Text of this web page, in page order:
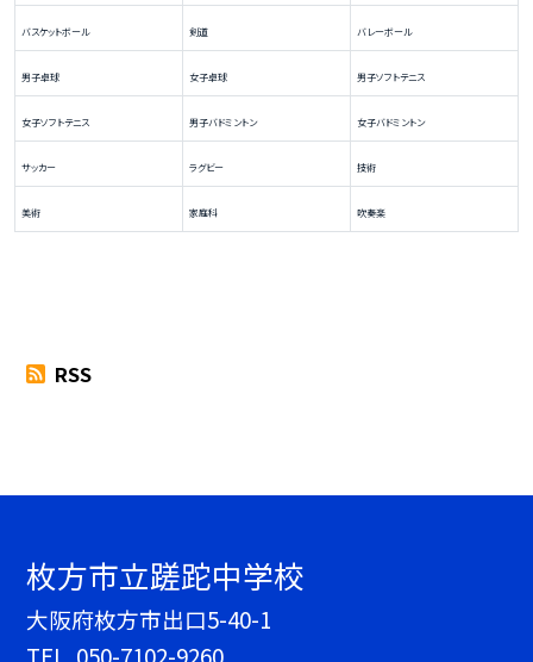
バスケットボール 剣道 バレーボール
男子卓球 女子卓球 男子ソフトテニス
女子ソフトテニス 男子バドミントン 女子バドミントン
サッカー ラグビー 技術
美術 家庭科 吹奏楽
RSS
枚方市立蹉跎中学校
大阪府枚方市出口5-40-1